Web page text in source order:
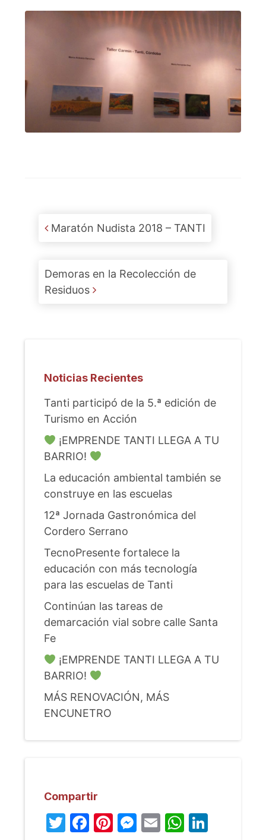
Post navigation
Maratón Nudista 2018 – TANTI
Demoras en la Recolección de
Residuos
Noticias Recientes
Tanti participó de la 5.ª edición de
Turismo en Acción
¡EMPRENDE TANTI LLEGA A TU
BARRIO!
La educación ambiental también se
construye en las escuelas
12ª Jornada Gastronómica del
Cordero Serrano
TecnoPresente fortalece la
educación con más tecnología
para las escuelas de Tanti
Continúan las tareas de
demarcación vial sobre calle Santa
Fe
¡EMPRENDE TANTI LLEGA A TU
BARRIO!
MÁS RENOVACIÓN, MÁS
ENCUNETRO
Compartir
Twitter
Facebook
Pinterest
Messenger
Email